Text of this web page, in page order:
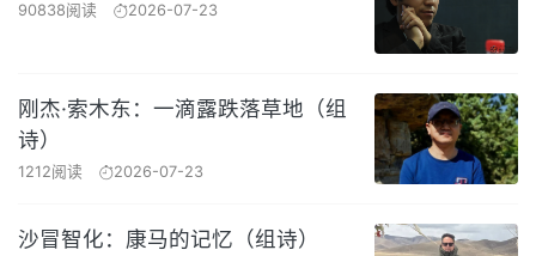
90838阅读 2026-07-23
刚杰·索木东：一滴露跌落草地（组
诗）
1212阅读 2026-07-23
沙冒智化：康马的记忆（组诗）